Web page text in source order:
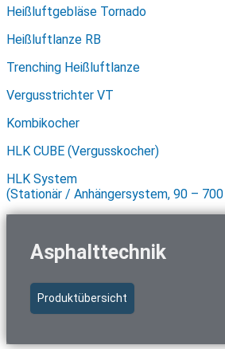
Heißluftgebläse Tornado
Heißluftlanze RB
Trenching Heißluftlanze
Vergusstrichter VT
Kombikocher
HLK CUBE (Vergusskocher)
HLK System
(Stationär / Anhängersystem, 90 –
Asphalttechnik
Produktübersicht